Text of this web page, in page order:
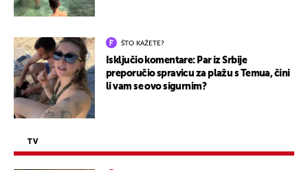
ŠTO KAŽETE?
Isključio komentare: Par iz Srbije
preporučio spravicu za plažu s Temua, čini
li vam se ovo sigurnim?
TV